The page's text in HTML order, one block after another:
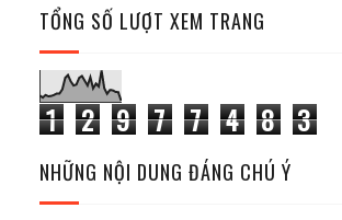
TỔNG SỐ LƯỢT XEM TRANG
1 2 9 7 7 4 8 3
NHỮNG NỘI DUNG ĐÁNG CHÚ Ý